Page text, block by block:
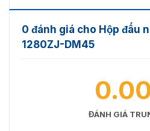
0 đánh giá cho Hộp đấu
1280ZJ-DM45
ĐÁNH GIÁ